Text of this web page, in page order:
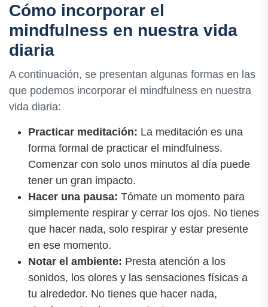
Cómo incorporar el
mindfulness en nuestra vida
diaria
A continuación, se presentan algunas formas en las
que podemos incorporar el mindfulness en nuestra
vida diaria:
Practicar meditación: La meditación es una
forma formal de practicar el mindfulness.
Comenzar con solo unos minutos al día puede
tener un gran impacto.
Hacer una pausa: Tómate un momento para
simplemente respirar y cerrar los ojos. No tienes
que hacer nada, solo respirar y estar presente
en ese momento.
Notar el ambiente: Presta atención a los
sonidos, los olores y las sensaciones físicas a
tu alrededor. No tienes que hacer nada,